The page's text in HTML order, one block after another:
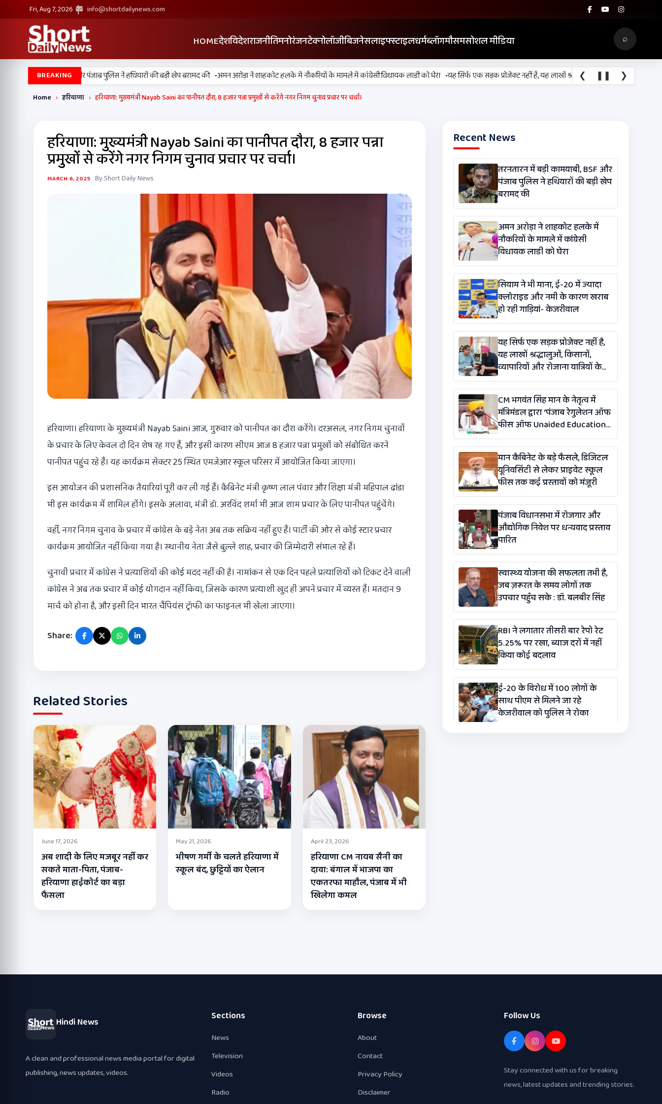
Fri, Aug 7, 2026 info@shortdailynews.com
HOMEदेशविदेशराजनीतिमनोरंजनटेक्नोलॉजीबिजनेसलाइफ्स्टाइलधर्मब्लॉगमौसमसोशल मीडिया ⌕
BREAKING
में बड़ी कामयाबी, BSF और पंजाब पुलिस ने हथियारों की बड़ी खेप बरामद की •अमन अरोड़ा ने शाहकोट हलके में नौकरियों के मामले में कांग्रेसी विधायक लाडी को घेरा •यह सिर्फ एक सड़क प्रोजेक्ट नहीं है, यह लाखों श्रद्धालुओं, किसानों, व्यापारियों और
❮ ❚❚ ❯
Home › हरियाणा › हरियाणा: मुख्यमंत्री Nayab Saini का पानीपत दौरा, 8 हजार पन्ना प्रमुखों से करेंगे नगर निगम चुनाव प्रचार पर चर्चा।
हरियाणा: मुख्यमंत्री Nayab Saini का पानीपत दौरा, 8 हजार पन्ना
प्रमुखों से करेंगे नगर निगम चुनाव प्रचार पर चर्चा।
MARCH 6, 2025 By Short Daily News
हरियाणा। हरियाणा के मुख्यमंत्री Nayab Saini आज, गुरुवार को पानीपत का दौरा करेंगे। दरअसल, नगर निगम चुनावों
के प्रचार के लिए केवल दो दिन शेष रह गए हैं, और इसी कारण सीएम आज 8 हजार पन्ना प्रमुखों को संबोधित करने
पानीपत पहुंच रहे हैं। यह कार्यक्रम सेक्टर 25 स्थित एमजेआर स्कूल परिसर में आयोजित किया जाएगा।
इस आयोजन की प्रशासनिक तैयारियां पूरी कर ली गई हैं। कैबिनेट मंत्री कृष्ण लाल पंवार और शिक्षा मंत्री महिपाल ढांडा
भी इस कार्यक्रम में शामिल होंगे। इसके अलावा, मंत्री डॉ. अरविंद शर्मा भी आज शाम प्रचार के लिए पानीपत पहुंचेंगे।
वहीं, नगर निगम चुनाव के प्रचार में कांग्रेस के बड़े नेता अब तक सक्रिय नहीं हुए हैं। पार्टी की ओर से कोई स्टार प्रचार
कार्यक्रम आयोजित नहीं किया गया है। स्थानीय नेता जैसे बुल्ले शाह, प्रचार की जिम्मेदारी संभाल रहे हैं।
चुनावी प्रचार में कांग्रेस ने प्रत्याशियों की कोई मदद नहीं की है। नामांकन से एक दिन पहले प्रत्याशियों को टिकट देने वाली
कांग्रेस ने अब तक प्रचार में कोई योगदान नहीं किया, जिसके कारण प्रत्याशी खुद ही अपने प्रचार में व्यस्त हैं। मतदान 9
मार्च को होना है, और इसी दिन भारत चैंपियंस ट्रॉफी का फाइनल भी खेला जाएगा।
Share:
Related Stories
June 17, 2026
अब शादी के लिए मजबूर नहीं कर
सकते माता-पिता, पंजाब-
हरियाणा हाईकोर्ट का बड़ा
फैसला
May 21, 2026
भीषण गर्मी के चलते हरियाणा में
स्कूल बंद, छुट्टियों का ऐलान
April 23, 2026
हरियाणा CM नायब सैनी का
दावा: बंगाल में भाजपा का
एकतरफा माहौल, पंजाब में भी
खिलेगा कमल
Recent News
तरनतारन में बड़ी कामयाबी, BSF और
पंजाब पुलिस ने हथियारों की बड़ी खेप
बरामद की
अमन अरोड़ा ने शाहकोट हलके में
नौकरियों के मामले में कांग्रेसी
विधायक लाडी को घेरा
सियाम ने भी माना, ई-20 में ज्यादा
क्लोराइड और नमी के कारण खराब
हो रही गाड़ियां- केजरीवाल
यह सिर्फ एक सड़क प्रोजेक्ट नहीं है,
यह लाखों श्रद्धालुओं, किसानों,
व्यापारियों और रोजाना यात्रियों के
लिए एक लाइफलाइन है: कंग
CM भगवंत सिंह मान के नेतृत्व में
मंत्रिमंडल द्वारा ‘पंजाब रेगुलेशन ऑफ
फीस ऑफ Unaided Educational
Institutions (संशोधन)
विधेयक-2026’ पास
मान कैबिनेट के बड़े फैसले, डिजिटल
यूनिवर्सिटी से लेकर प्राइवेट स्कूल
फीस तक कई प्रस्तावों को मंजूरी
पंजाब विधानसभा में रोजगार और
औद्योगिक निवेश पर धन्यवाद प्रस्ताव
पारित
स्वास्थ्य योजना की सफलता तभी है,
जब ज़रूरत के समय लोगों तक
उपचार पहुँच सके : डॉ. बलबीर सिंह
RBI ने लगातार तीसरी बार रेपो रेट
5.25% पर रखा, ब्याज दरों में नहीं
किया कोई बदलाव
ई-20 के विरोध में 100 लोगों के
साथ पीएम से मिलने जा रहे
केजरीवाल को पुलिस ने रोका
Hindi News
A clean and professional news media portal for digital
publishing, news updates, videos.
Sections
News
Television
Videos
Radio
Browse
About
Contact
Privacy Policy
Disclaimer
Follow Us
Stay connected with us for breaking
news, latest updates and trending stories.